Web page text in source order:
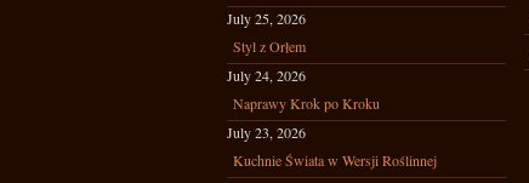
July 25, 2026
Styl z Orłem
July 24, 2026
Naprawy Krok po Kroku
July 23, 2026
Kuchnie Świata w Wersji Roślinnej